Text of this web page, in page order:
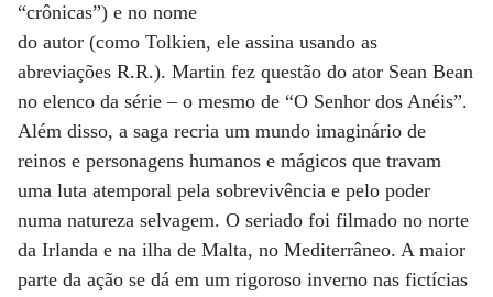
“crônicas”) e no nome
do autor (como Tolkien, ele assina usando as
abreviações R.R.). Martin fez questão do ator Sean Bean
no elenco da série – o mesmo de “O Senhor dos Anéis”.
Além disso, a saga recria um mundo imaginário de
reinos e personagens humanos e mágicos que travam
uma luta atemporal pela sobrevivência e pelo poder
numa natureza selvagem. O seriado foi filmado no norte
da Irlanda e na ilha de Malta, no Mediterrâneo. A maior
parte da ação se dá em um rigoroso inverno nas fictícias